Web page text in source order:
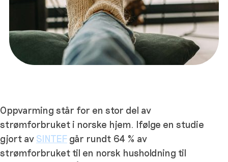
Oppvarming står for en stor del av
strømforbruket i norske hjem. Ifølge en studie
gjort av SINTEF går rundt 64 % av
strømforbruket til en norsk husholdning til